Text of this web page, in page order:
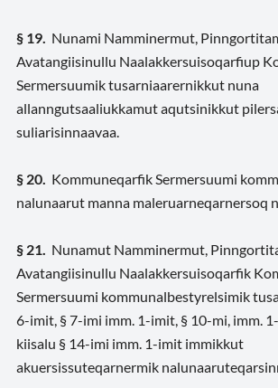
§ 19. Nunami Namminermut,
Avatangiisinullu Naalakkersuisoqarfiup
Sermersuumik tusarniaarernikkut nuna
allanngutsaaliukkamut aqutsinikkut
suliarisinnaavaa.
§ 20. Kommuneqarfik Sermersuumi
nalunaarut manna maleruarneqarnersoq
§ 21.
Nunamut Namminermut,
Avatangiisinullu Naalakkersuisoqarfik
Sermersuumi kommunalbestyrelsimik
6-imit, § 7-imi imm. 1-imit, § 10-mi, imm.
kiisalu § 14-imi imm. 1-imit immikkut
akuersissuteqarnermik